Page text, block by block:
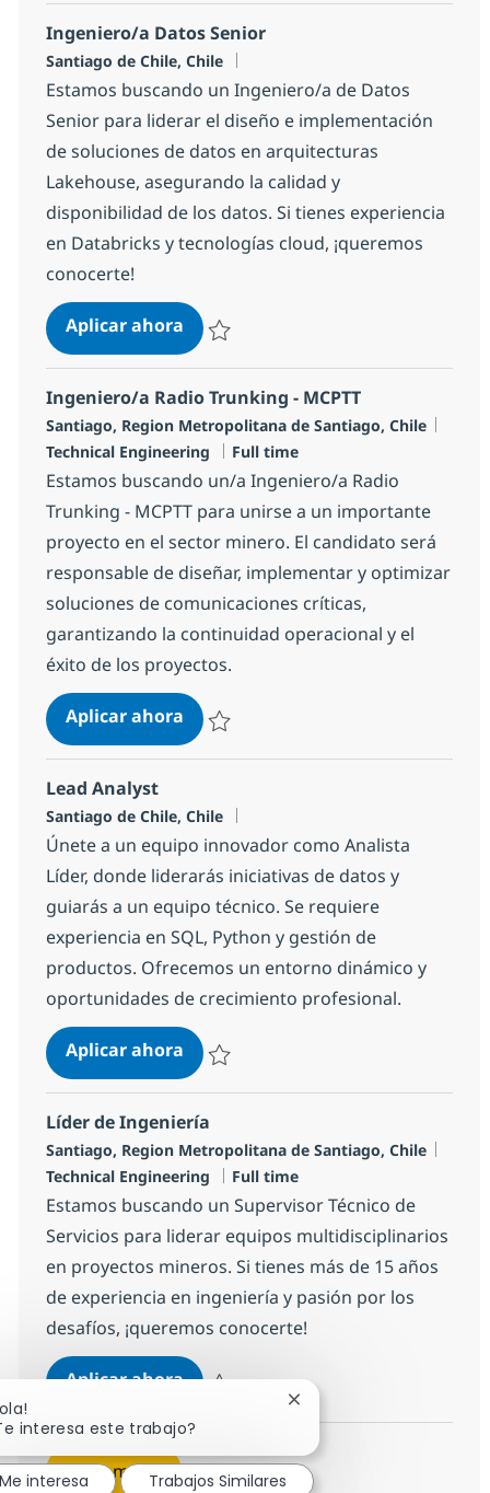
Ingeniero/a Datos Senior
Ubicación
Santiago de Chile, Chile
Estamos buscando un Ingeniero/a de Datos
Senior para liderar el diseño e implementación
de soluciones de datos en arquitecturas
Lakehouse, asegurando la calidad y
disponibilidad de los datos. Si tienes experiencia
en Databricks y tecnologías cloud, ¡queremos
conocerte!
Aplicar ahoraIngeniero/a Datos Senior
Ingeniero/a Radio Trunking - MCPTT
Ubicación
Santiago, Region Metropolitana de Santiago, Chile
Technical Engineering
Tipo de empleo
Full time
Estamos buscando un/a Ingeniero/a Radio
Trunking - MCPTT para unirse a un importante
proyecto en el sector minero. El candidato será
responsable de diseñar, implementar y optimizar
soluciones de comunicaciones críticas,
garantizando la continuidad operacional y el
éxito de los proyectos.
Aplicar ahoraIngeniero/a Radio Trunking -
Lead Analyst
Ubicación
Santiago de Chile, Chile
Únete a un equipo innovador como Analista
Líder, donde liderarás iniciativas de datos y
guiarás a un equipo técnico. Se requiere
experiencia en SQL, Python y gestión de
productos. Ofrecemos un entorno dinámico y
oportunidades de crecimiento profesional.
Aplicar ahoraLead Analyst
Líder de Ingeniería
Ubicación
Santiago, Region Metropolitana de Santiago, Chile
Technical Engineering
Tipo de empleo
Full time
Estamos buscando un Supervisor Técnico de
Servicios para liderar equipos multidisciplinarios
en proyectos mineros. Si tienes más de 15 años
de experiencia en ingeniería y pasión por los
desafíos, ¡queremos conocerte!
Aplicar ahoraLíder de Ingeniería
Salvar Líder de Ingeniería R-146592
Ver más
interesa este trabajo?
Cerrar notificación de
interesa Trabajos Similares